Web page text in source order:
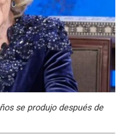
se produjo después de